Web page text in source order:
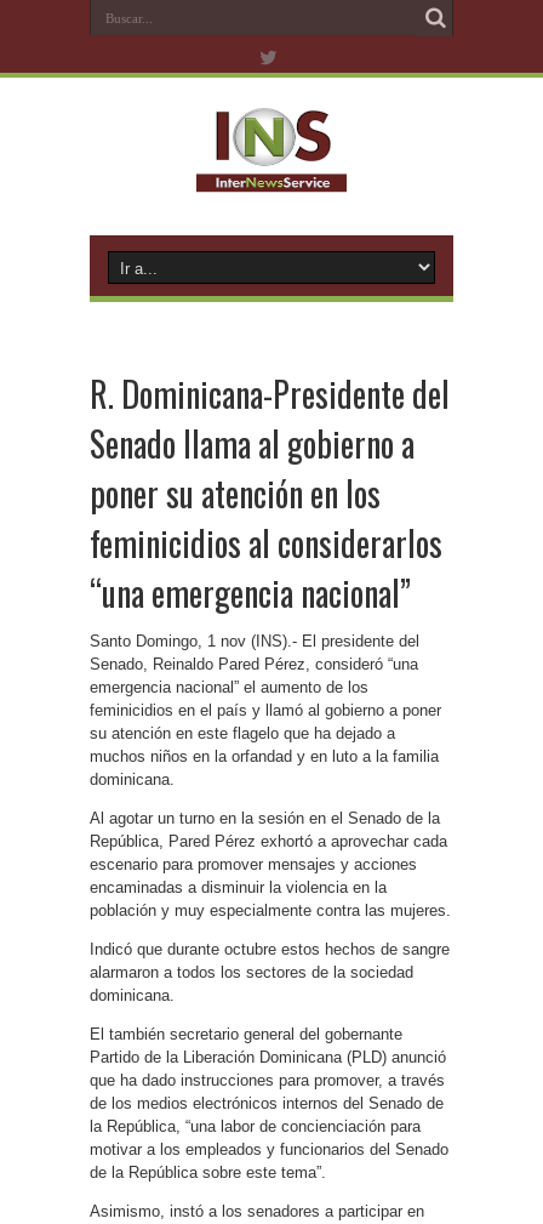
R. Dominicana-Presidente del
Senado llama al gobierno a
poner su atención en los
feminicidios al considerarlos
“una emergencia nacional”
Santo Domingo, 1 nov (INS).- El presidente del
Senado, Reinaldo Pared Pérez, consideró “una
emergencia nacional” el aumento de los
feminicidios en el país y llamó al gobierno a poner
su atención en este flagelo que ha dejado a
muchos niños en la orfandad y en luto a la familia
dominicana.
Al agotar un turno en la sesión en el Senado de la
República, Pared Pérez exhortó a aprovechar cada
escenario para promover mensajes y acciones
encaminadas a disminuir la violencia en la
población y muy especialmente contra las mujeres.
Indicó que durante octubre estos hechos de sangre
alarmaron a todos los sectores de la sociedad
dominicana.
El también secretario general del gobernante
Partido de la Liberación Dominicana (PLD) anunció
que ha dado instrucciones para promover, a través
de los medios electrónicos internos del Senado de
la República, “una labor de concienciación para
motivar a los empleados y funcionarios del Senado
de la República sobre este tema”.
Asimismo, instó a los senadores a participar en